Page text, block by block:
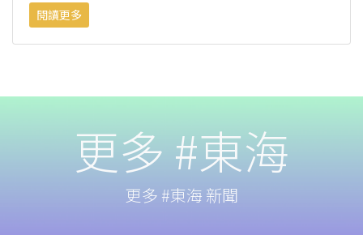
閱讀更多
更多 #東海
更多 #東海 新聞